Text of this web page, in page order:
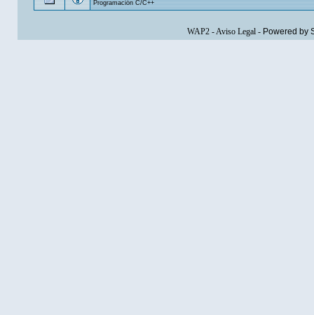
Programación C/C++
WAP2-Aviso Legal- Powered by